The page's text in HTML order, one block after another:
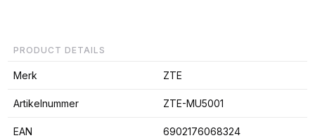
PRODUCT DETAILS
Merk ZTE
Artikelnummer ZTE-MU5001
EAN 6902176068324